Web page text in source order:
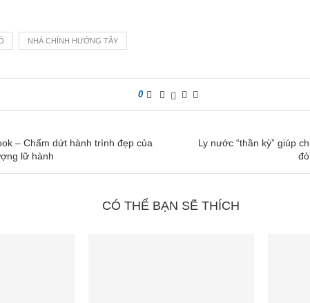
NHÀ CHÍNH HƯỚNG TÂY
0
– Chấm dứt hành trình đẹp của
lữ hành
Ly nước “thần kỳ” giúp
CÓ THỂ BẠN SẼ THÍCH